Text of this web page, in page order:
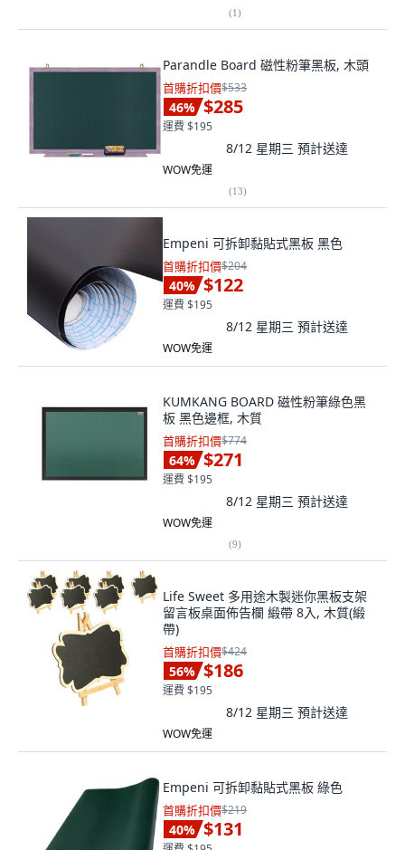
(1)
Parandle Board 磁性粉筆黑板, 木頭
首購折扣價$533
46% $285
運費 $195
8/12 星期三 預計送達
WOW免運
(13)
Empeni 可拆卸黏貼式黑板 黑色
首購折扣價$204
40% $122
運費 $195
8/12 星期三 預計送達
WOW免運
KUMKANG BOARD 磁性粉筆綠色黑
板 黑色邊框, 木質
首購折扣價$774
64% $271
運費 $195
8/12 星期三 預計送達
WOW免運
(9)
Life Sweet 多用途木製迷你黑板支架
留言板桌面佈告欄 緞帶 8入, 木質(緞
帶)
首購折扣價$424
56% $186
運費 $195
8/12 星期三 預計送達
WOW免運
Empeni 可拆卸黏貼式黑板 綠色
首購折扣價$219
40% $131